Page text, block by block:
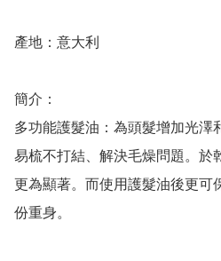
產地：意大利
簡介：
多功能護髮油：為頭髮增加光澤
易梳不打結、解決毛燥問題。於
更為顯著。而使用護髮油後更可
份重身。